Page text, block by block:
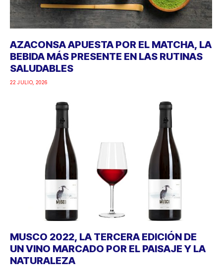
AZACONSA APUESTA POR EL MATCHA, LA
BEBIDA MÁS PRESENTE EN LAS RUTINAS
SALUDABLES
22 JULIO, 2026
MUSCO 2022, LA TERCERA EDICIÓN DE
UN VINO MARCADO POR EL PAISAJE Y LA
NATURALEZA